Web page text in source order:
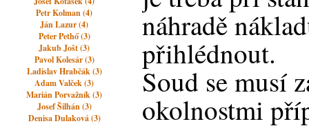
Petr Kolman (4)
Ján Lazur (4)
Peter Pethő (3)
Jakub Jošt (3)
Pavol Kolesár (3)
Ladislav Hrabčák (3)
Adam Valček (3)
Marián Porvažník (3)
Josef Šilhán (3)
Denisa Dulaková (3)
náhradě
přihlédnout.
Soud se musí
okolnostmi